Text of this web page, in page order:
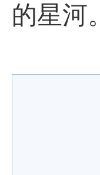
的星河。